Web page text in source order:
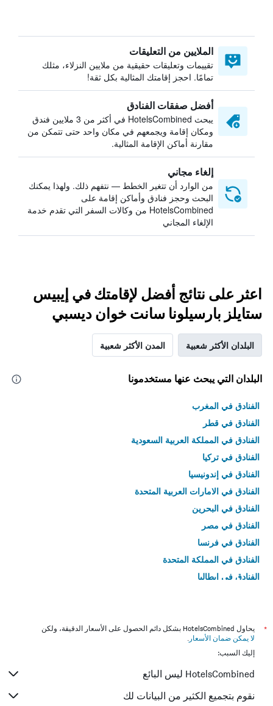
الملايين من التعليقات
تقييمات وتعليقات حقيقية من ملايين النزلاء، مثلك
تمامًا. احجز إقامتك المثالية بكل ثقة!
أفضل صفقات الفنادق
يبحث HotelsCombined في أكثر من 3 ملايين فندق
ومكان إقامة ويجمعهم في مكان واحد حتى تتمكن من
مقارنة أماكن الإقامة المثالية.
إلغاء مجاني
من الوارد أن تتغير الخطط — نتفهم ذلك. ولهذا يمكنك
البحث وحجز فنادق وأماكن إقامة على
HotelsCombined من وكالات السفر التي تقدم خدمة
الإلغاء المجاني
اعثر على نتائج أفضل لإقامتك في إيبيس
ستايلز بارسيلونا سانت خوان ديسبي
البلدان الأكثر شعبية المدن الأكثر شعبية
البلدان التي يبحث عنها مستخدمونا
الفنادق في المغرب
الفنادق في قطر
الفنادق في المملكة العربية السعودية
الفنادق في تركيا
الفنادق في إندونيسيا
الفنادق في الامارات العربية المتحدة
الفنادق في البحرين
الفنادق في مصر
الفنادق في فرنسا
الفنادق في المملكة المتحدة
الفنادق في إيطاليا
*
يحاول HotelsCombined بشكل دائم الحصول على الأسعار الدقيقة، ولكن
لا يمكن ضمان الأسعار .
إليك السبب:
HotelsCombined ليس البائع
نقوم بتجميع الكثير من البيانات لك